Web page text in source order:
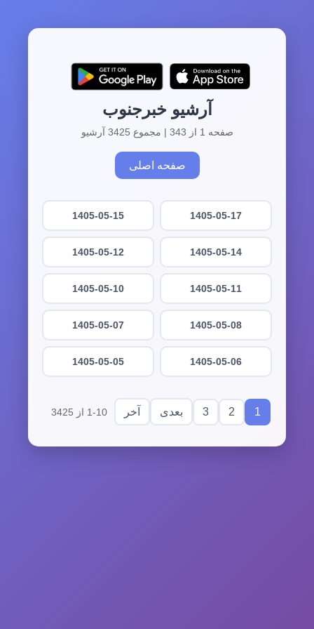
آرشیو خبرجنوب
صفحه 1 از 343 | مجموع 3425 آرشیو
صفحه اصلی
1405-05-17
1405-05-15
1405-05-14
1405-05-12
1405-05-11
1405-05-10
1405-05-08
1405-05-07
1405-05-06
1405-05-05
1
2
3 بعدی آخر 1-10 از 3425